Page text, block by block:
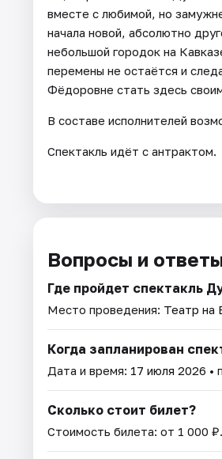
вместе с любимой, но
начала новой, абсолютно
небольшой городок на
перемены не остаётся и
Фёдоровне стать здесь
В составе исполнителей
Спектакль идёт с антрактом.
Вопросы и
Где пройдет спектакль
Место проведения: Театр на
Когда запланирован
Дата и время: 17 июля 2026 •
Сколько стоит билет?
Стоимость билета: от 1 000 ₽.